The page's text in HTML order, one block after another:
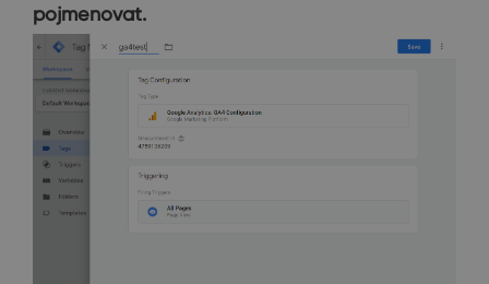
pojmenovat.